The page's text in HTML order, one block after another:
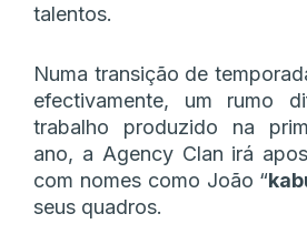
talentos.
Numa transição de
efectivamente, um rumo
trabalho produzido na
ano, a Agency Clan irá
com nomes como João “
seus quadros.